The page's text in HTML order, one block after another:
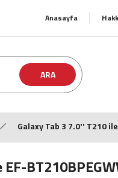
Anasayfa
ARA
Galaxy Tab 3 7.0'' T210